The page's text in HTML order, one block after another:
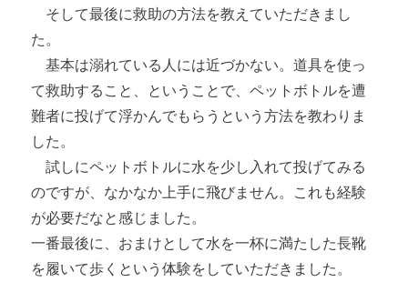
そして最後に救助の方法を教えていただきまし
た。
基本は溺れている人には近づかない。道具を使っ
て救助すること、ということで、ペットボトルを遭
難者に投げて浮かんでもらうという方法を教わりま
した。
試しにペットボトルに水を少し入れて投げてみる
のですが、なかなか上手に飛びません。これも経験
が必要だなと感じました。
一番最後に、おまけとして水を一杯に満たした長靴
を履いて歩くという体験をしていただきました。